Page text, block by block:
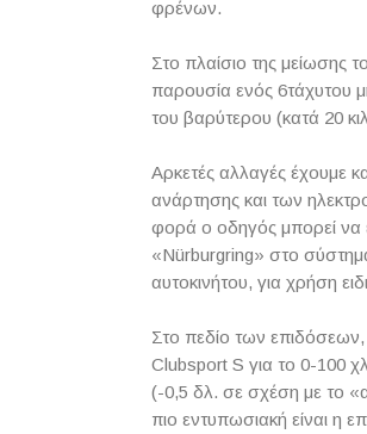
φρένων.
Στο πλαίσιο της μείωσης
παρουσία ενός 6τάχυτου
του βαρύτερου (κατά 20
Αρκετές αλλαγές έχουμε
ανάρτησης και των
φορά ο οδηγός μπορεί να
«Nürburgring» στο
αυτοκινήτου, για χρήση
Στο πεδίο των επιδόσεων,
Clubsport S για το 0-100
(-0,5 δλ. σε σχέση με το
πιο εντυπωσιακή είναι η